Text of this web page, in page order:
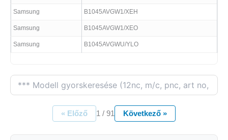
Samsung B1045AVGW1/XEH
Samsung B1045AVGW1/XEO
Samsung B1045AVGWU/YLO
« Előző 1 / 91 Következő »